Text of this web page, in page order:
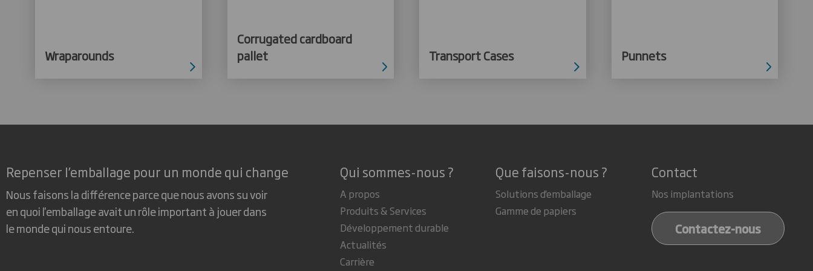
Wraparounds
Corrugated cardboard
pallet
Transport Cases Punnets
Repenser l’emballage pour un monde qui change
Nous faisons la différence parce que nous avons su voir
en quoi l'emballage avait un rôle important à jouer dans
le monde qui nous entoure.
Qui sommes-nous ?
A propos
Produits & Services
Développement durable
Actualités
Carrière
Que faisons-nous ?
Solutions d'emballage
Gamme de papiers
Contact
Nos implantations
Contactez-nous